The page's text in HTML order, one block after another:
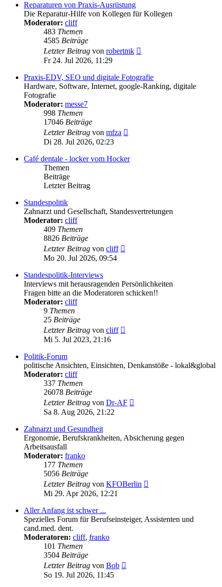
Reparaturen von Praxis-Ausrüstung
Die Reparatur-Hilfe von Kollegen für Kollegen
Moderator: cliff
483 Themen
4585 Beiträge
Letzter Beitrag von robertmk
Fr 24. Jul 2026, 11:29
Praxis-EDV, SEO und digitale Fotografie
Hardware, Software, Internet, google-Ranking, digitale
Fotografie
Moderator: messe7
998 Themen
17046 Beiträge
Letzter Beitrag von mfza
Di 28. Jul 2026, 02:23
Café dentale - locker vom Hocker
Themen
Beiträge
Letzter Beitrag
Standespolitik
Zahnarzt und Gesellschaft, Standesvertretungen
Moderator: cliff
409 Themen
8826 Beiträge
Letzter Beitrag von cliff
Mo 20. Jul 2026, 09:54
Standespolitik-Interviews
Interviews mit herausragenden Persönlichkeiten
Fragen bitte an die Moderatoren schicken!!
Moderator: cliff
9 Themen
25 Beiträge
Letzter Beitrag von cliff
Mi 5. Jul 2023, 21:16
Politik-Forum
politische Ansichten, Einsichten, Denkanstöße - lokal&global
Moderator: cliff
337 Themen
26078 Beiträge
Letzter Beitrag von Dr-AF
Sa 8. Aug 2026, 21:22
Zahnarzt und Gesundheit
Ergonomie, Berufskrankheiten, Absicherung gegen
Arbeitsausfall
Moderator: franko
177 Themen
5056 Beiträge
Letzter Beitrag von KFOBerlin
Mi 29. Apr 2026, 12:21
Aller Anfang ist schwer ...
Spezielles Forum für Berufseinsteiger, Assistenten und
cand.med. dent.
Moderatoren: cliff, franko
101 Themen
3504 Beiträge
Letzter Beitrag von Bob
So 19. Jul 2026, 11:45